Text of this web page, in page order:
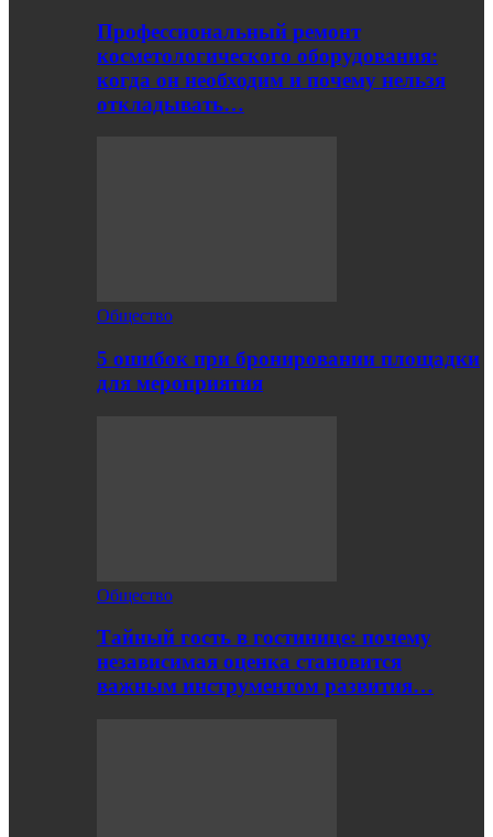
Профессиональный ремонт
косметологического оборудования:
когда он необходим и почему нельзя
откладывать…
Общество
5 ошибок при бронировании площадки
для мероприятия
Общество
Тайный гость в гостинице: почему
независимая оценка становится
важным инструментом развития…